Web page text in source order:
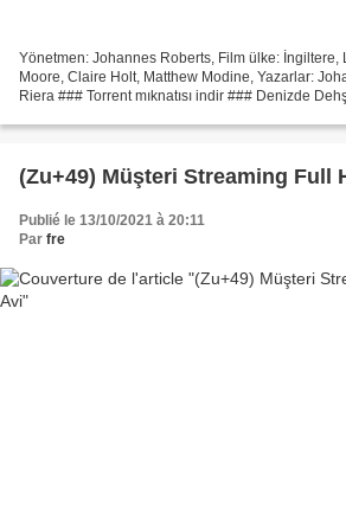
Yönetmen: Johannes Roberts, Film ülke: İngiltere,
Moore, Claire Holt, Matthew Modine, Yazarlar:
Riera ### Torrent mıknatısı indir ### Denizde
(Zu+49) Müşteri Streaming Full
Publié le 13/10/2021 à 20:11
Par fre